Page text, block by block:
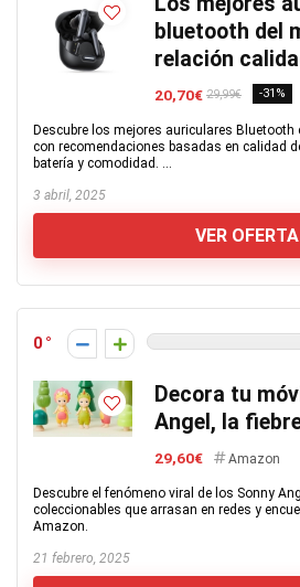
bluetooth del
relación
20,70€ 29,99€ -31%
Descubre los mejores auriculares Bluetooth
con recomendaciones basadas en calidad
batería y comodidad. ...
3 abril, 2025
VER OFERTA
0
Decora tu
Angel, la
29,60€ Amazon
Descubre el fenómeno viral de los Sonny
coleccionables que arrasan en redes y
Amazon.
21 febrero, 2025